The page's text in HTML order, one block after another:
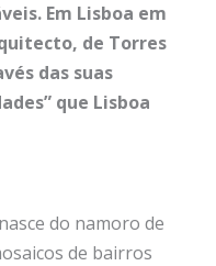
Em Lisboa em
de Torres
das suas
que Lisboa
do namoro de
de bairros